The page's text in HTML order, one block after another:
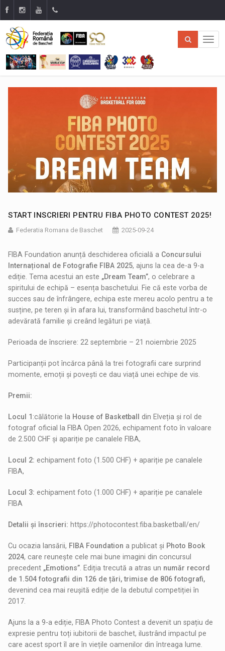
START INSCRIERI PENTRU FIBA PHOTO CONTEST 2025!
Federatia Romana de Baschet 2025-09-24
FIBA Foundation anunță deschiderea oficială a Concursului
Internațional de Fotografie FIBA 2025, ajuns la cea de-a 9-a
ediție. Tema acestui an este „Dream Team”, o celebrare a
spiritului de echipă – esența baschetului. Fie că este vorba de
succes sau de înfrângere, echipa este mereu acolo pentru a te
susține, pe teren și în afara lui, transformând baschetul într-o
adevărată familie și creând legături pe viață.
Perioada de înscriere: 22 septembrie – 21 noiembrie 2025
Participanții pot încărca până la trei fotografii care surprind
momente, emoții și povești ce dau viață unei echipe de vis.
Premii:
Locul 1:călătorie la House of Basketball din Elveția și rol de
fotograf oficial la FIBA Open 2026, echipament foto în valoare
de 2.500 CHF și apariție pe canalele FIBA,
Locul 2: echipament foto (1.500 CHF) + apariție pe canalele
FIBA,
Locul 3: echipament foto (1.000 CHF) + apariție pe canalele
FIBA
Detalii și înscrieri: https://photocontest.fiba.basketball/en/
Cu ocazia lansării, FIBA Foundation a publicat și Photo Book
2024, care reunește cele mai bune imagini din concursul
precedent „Emotions” . Ediția trecută a atras un număr record
de 1.504 fotografii din 126 de țări, trimise de 806 fotografi,
devenind cea mai reușită ediție de la debutul competiției în
2017.
Ajuns la a 9-a ediție, FIBA Photo Contest a devenit un spațiu de
expresie pentru toți iubitorii de baschet, ilustrând impactul pe
care acest sport îl are în viețile oamenilor din întreaga lume.